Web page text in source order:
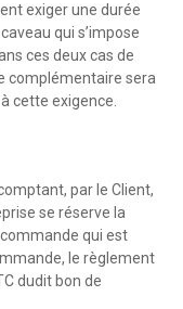
exiger une durée
qui s’impose
ces deux cas de
complémentaire sera
cette exigence.
par le Client,
se réserve la
commande qui est
le règlement
dudit bon de